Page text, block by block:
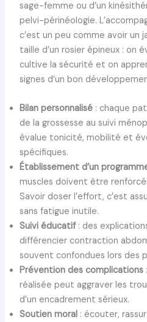
sage-femme ou d’un
pelvi-périnéologie.
c’est un peu comme avoir un
taille d’un rosier épineux : on
cultive la sécurité et on
signes d’un bon
Bilan personnalisé: chaque
de la grossesse au suivi
évalue tonicité, mobilité et
spécifiques.
Établissement d’un
muscles doivent être
Savoir doser l’effort, c’est
sans fatigue inutile.
Suivi éducatif: des
différencier contraction
souvent confondues lors des
Prévention des complications
réalisée peut aggraver les
d’un encadrement sérieux.
Soutien moral: écouter,